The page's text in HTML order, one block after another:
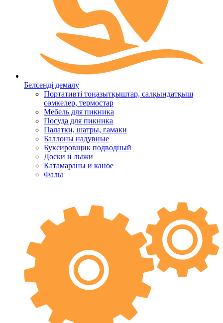
Белсенді демалу
Портативті тоңазытқыштар, салқындатқыш
сөмкелер, термостар
Мебель для пикника
Посуда для пикника
Палатки, шатры, гамаки
Баллоны надувные
Буксировщик подводный
Доски и лыжи
Катамараны и каное
Фалы